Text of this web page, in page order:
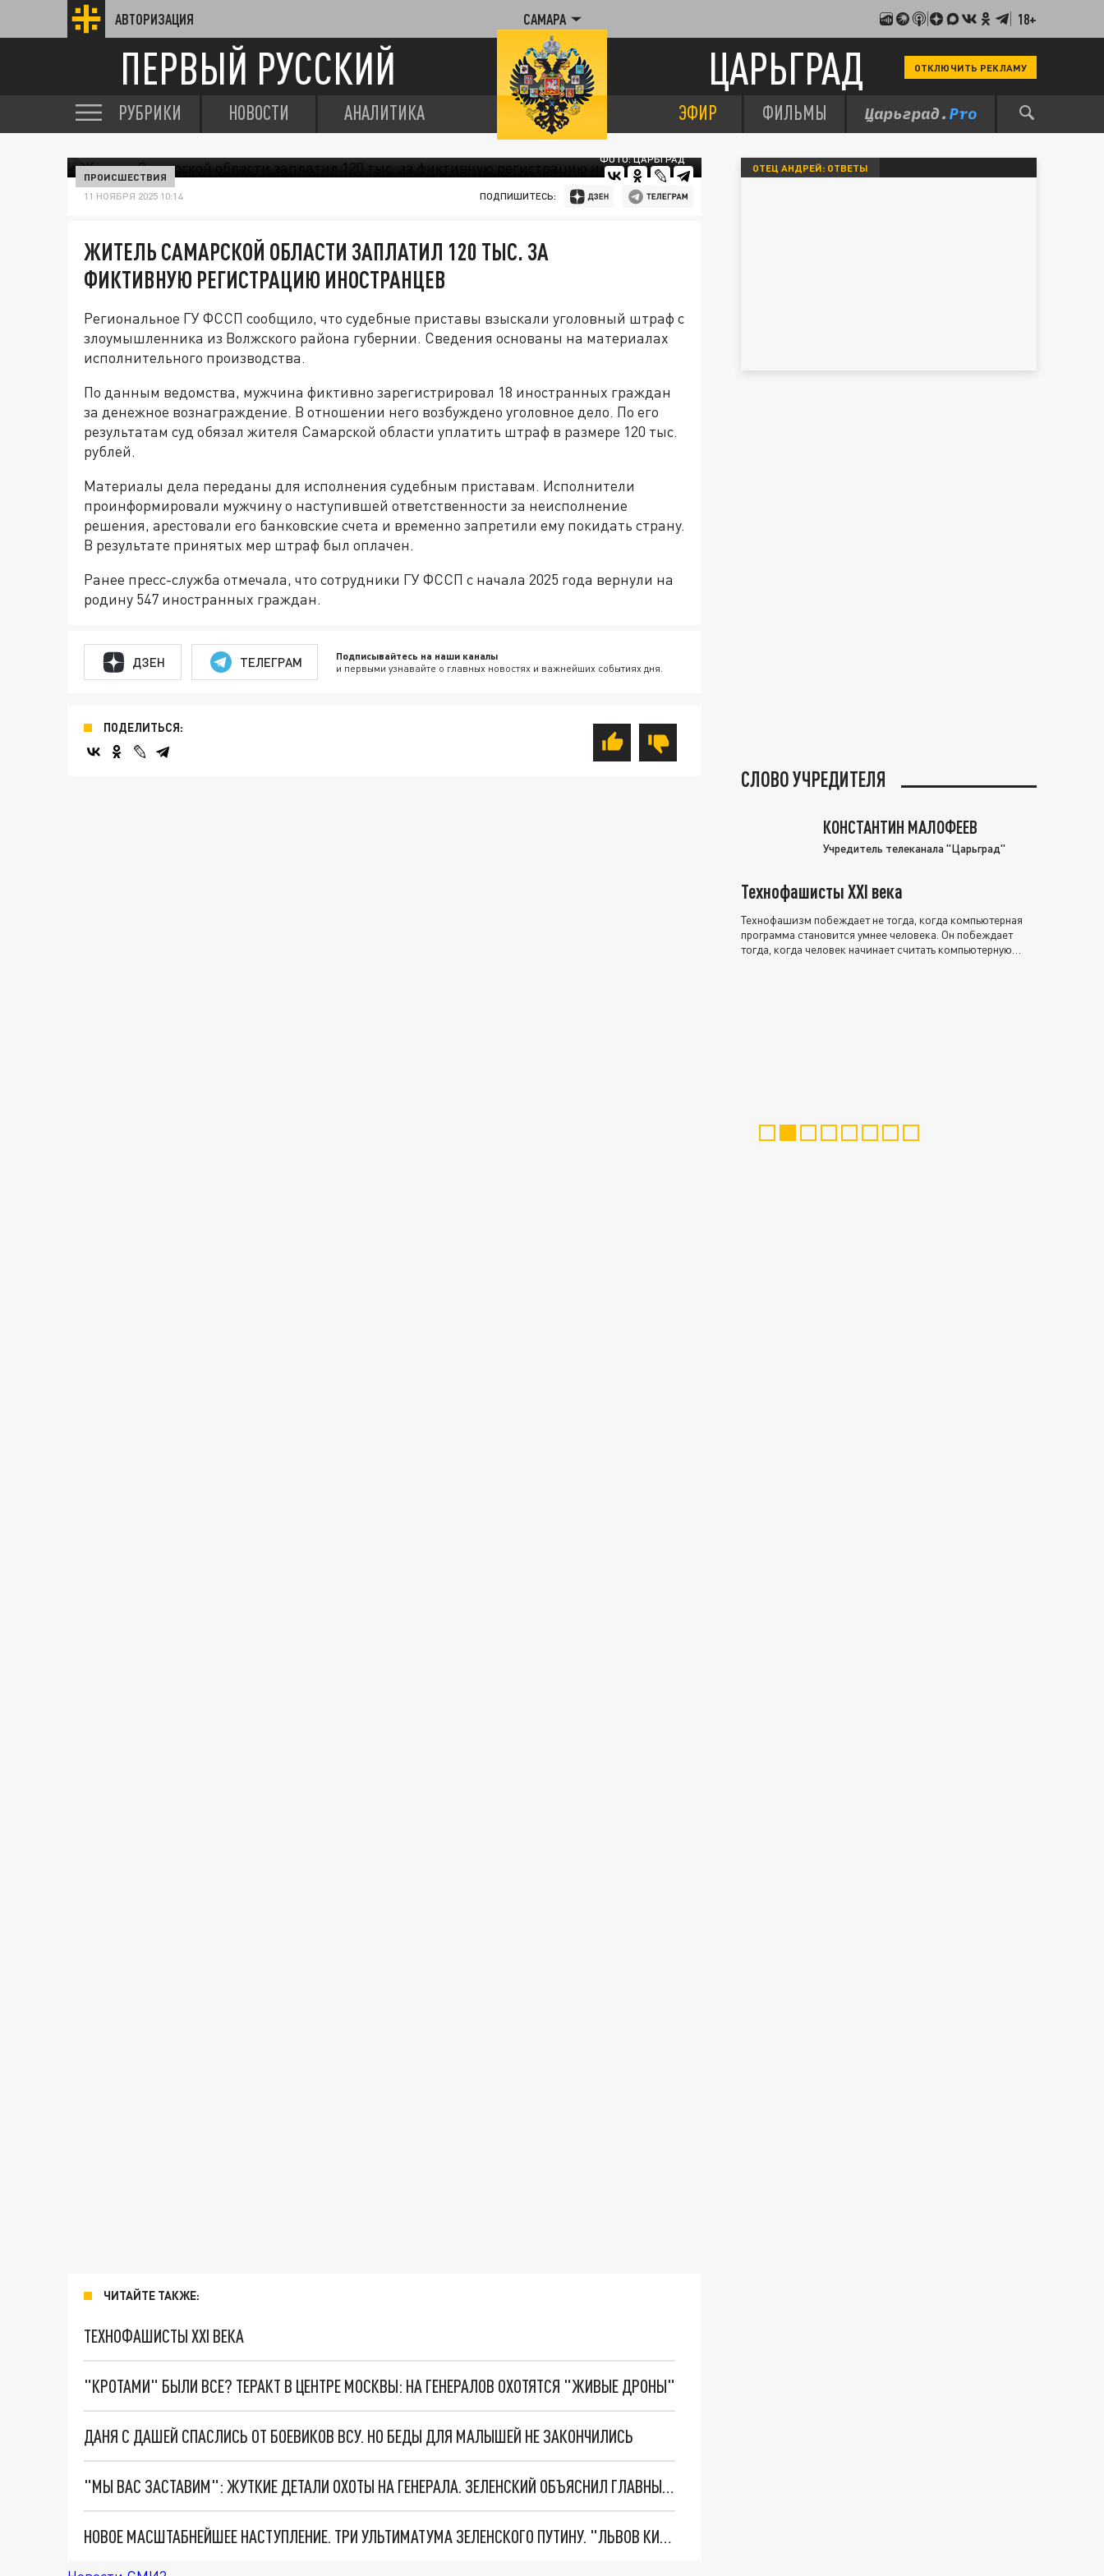
АВТОРИЗАЦИЯ САМАРА 18+
ПЕРВЫЙ РУССКИЙ ЦАРЬГРАД ОТКЛЮЧИТЬ РЕКЛАМУ
РУБРИКИ НОВОСТИ АНАЛИТИКА ЭФИР ФИЛЬМЫ
ФОТО: ЦАРЬГРАД
ПРОИСШЕСТВИЯ
11 НОЯБРЯ 2025 10:14 ПОДПИШИТЕСЬ:
ЖИТЕЛЬ САМАРСКОЙ ОБЛАСТИ ЗАПЛАТИЛ 120 ТЫС. ЗА
ФИКТИВНУЮ РЕГИСТРАЦИЮ ИНОСТРАНЦЕВ
Региональное ГУ ФССП сообщило, что судебные приставы взыскали уголовный штраф с
злоумышленника из Волжского района губернии. Сведения основаны на материалах
исполнительного производства.
По данным ведомства, мужчина фиктивно зарегистрировал 18 иностранных граждан
за денежное вознаграждение. В отношении него возбуждено уголовное дело. По его
результатам суд обязал жителя Самарской области уплатить штраф в размере 120 тыс.
рублей.
Материалы дела переданы для исполнения судебным приставам. Исполнители
проинформировали мужчину о наступившей ответственности за неисполнение
решения, арестовали его банковские счета и временно запретили ему покидать страну.
В результате принятых мер штраф был оплачен.
Ранее пресс-служба отмечала, что сотрудники ГУ ФССП с начала 2025 года вернули на
родину 547 иностранных граждан.
ДЗЕН ТЕЛЕГРАМ Подписывайтесь на наши каналы
и первыми узнавайте о главных новостях и важнейших событиях дня.
ПОДЕЛИТЬСЯ:
ЧИТАЙТЕ ТАКЖЕ:
ТЕХНОФАШИСТЫ XXI ВЕКА
"КРОТАМИ" БЫЛИ ВСЕ? ТЕРАКТ В ЦЕНТРЕ МОСКВЫ: НА ГЕНЕРАЛОВ ОХОТЯТСЯ "ЖИВЫЕ ДРОНЫ"
ДАНЯ С ДАШЕЙ СПАСЛИСЬ ОТ БОЕВИКОВ ВСУ. НО БЕДЫ ДЛЯ МАЛЫШЕЙ НЕ ЗАКОНЧИЛИСЬ
"МЫ ВАС ЗАСТАВИМ": ЖУТКИЕ ДЕТАЛИ ОХОТЫ НА ГЕНЕРАЛА. ЗЕЛЕНСКИЙ ОБЪЯСНИЛ ГЛАВНЫЙ СМЫСЛ ТЕРАКТА В ЦЕНТРЕ МОСКВЫ
НОВОЕ МАСШТАБНЕЙШЕЕ НАСТУПЛЕНИЕ. ТРИ УЛЬТИМАТУМА ЗЕЛЕНСКОГО ПУТИНУ. "ЛЬВОВ КИМА" ПОСТАВЯТ НА ПВО? ГЛОБАЛЬНЫЙ ПРОРЫВ ПОД ЗАПОРОЖЬЕМ
ОТЕЦ АНДРЕЙ: ОТВЕТЫ
СЛОВО УЧРЕДИТЕЛЯ
КОНСТАНТИН МАЛОФЕЕВ
Учредитель телеканала "Царьград"
Технофашисты XXI века
Технофашизм побеждает не тогда, когда компьютерная
программа становится умнее человека. Он побеждает
тогда, когда человек начинает считать компьютерную